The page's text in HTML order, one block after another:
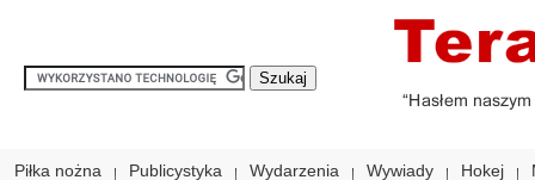
Piłka nożna Publicystyka Wydarzenia Wywiady Hokej